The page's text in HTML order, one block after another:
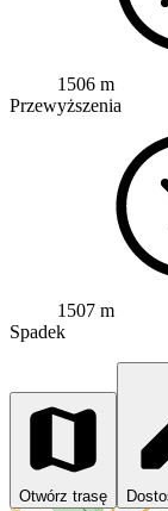
1506 m
Przewyższenia
1507 m
Spadek
Otwórz trasę